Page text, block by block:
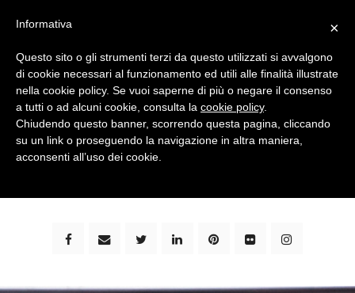
bimbi e viaggi - family travel blog: community #1 in
×
Informativa
Questo sito o gli strumenti terzi da questo utilizzati si avvalgono
di cookie necessari al funzionamento ed utili alle finalità illustrate
nella cookie policy. Se vuoi saperne di più o negare il consenso
a tutti o ad alcuni cookie, consulta la cookie policy.
Chiudendo questo banner, scorrendo questa pagina, cliccando
su un link o proseguendo la navigazione in altra maniera,
acconsenti all’uso dei cookie.